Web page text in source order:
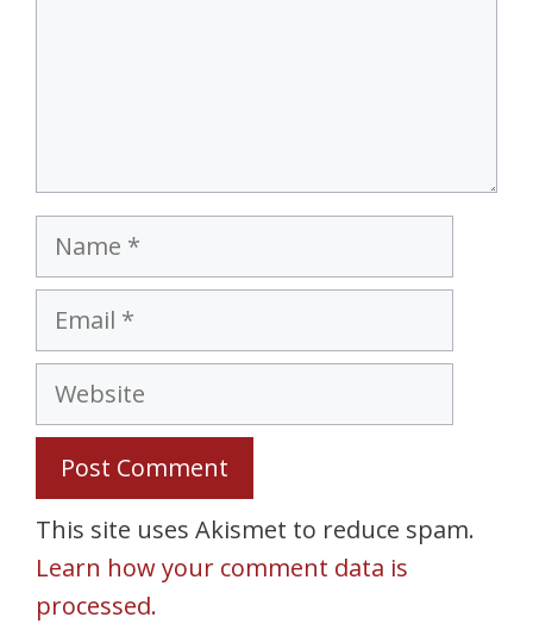
Name
Email
Website
This site uses Akismet to reduce spam.
Learn how your comment data is
processed.